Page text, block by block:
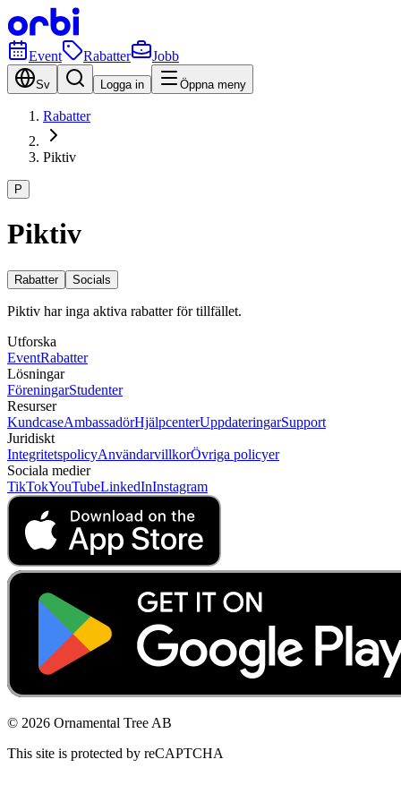
Event Rabatter Jobb
Sv Logga in Öppna meny
Rabatter
Piktiv
P
Piktiv
Rabatter Socials
Piktiv har inga aktiva rabatter för tillfället.
Utforska
EventRabatter
Lösningar
FöreningarStudenter
Resurser
KundcaseAmbassadörHjälpcenterUppdateringarSupport
Juridiskt
IntegritetspolicyAnvändarvillkorÖvriga policyer
Sociala medier
TikTokYouTubeLinkedInInstagram
© 2026 Ornamental Tree AB
This site is protected by reCAPTCHA